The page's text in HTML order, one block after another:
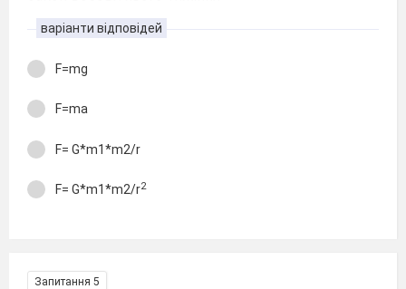
варіанти відповідей
F=mg
F=ma
F= G*m1*m2/r
F= G*m1*m2/r2
Запитання 5